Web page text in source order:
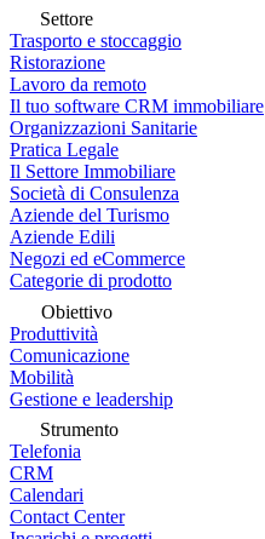
Settore
Trasporto e stoccaggio
Ristorazione
Lavoro da remoto
Il tuo software CRM immobiliare
Organizzazioni Sanitarie
Pratica Legale
Il Settore Immobiliare
Società di Consulenza
Aziende del Turismo
Aziende Edili
Negozi ed eCommerce
Categorie di prodotto
Obiettivo
Produttività
Comunicazione
Mobilità
Gestione e leadership
Strumento
Telefonia
CRM
Calendari
Contact Center